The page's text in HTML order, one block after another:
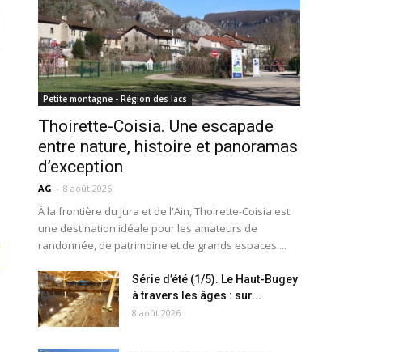
Petite montagne - Région des lacs
Thoirette-Coisia. Une escapade
entre nature, histoire et panoramas
d’exception
AG - 8 août 2026
À la frontière du Jura et de l'Ain, Thoirette-Coisia est
une destination idéale pour les amateurs de
randonnée, de patrimoine et de grands espaces....
Série d’été (1/5). Le Haut-Bugey
à travers les âges : sur...
8 août 2026